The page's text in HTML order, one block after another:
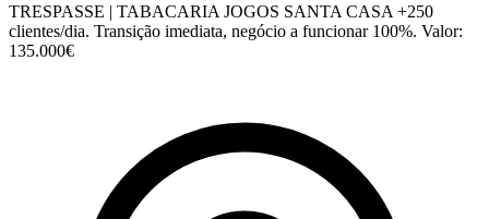
TRESPASSE | TABACARIA JOGOS SANTA CASA +250
clientes/dia. Transição imediata, negócio a funcionar 100%. Valor:
135.000€